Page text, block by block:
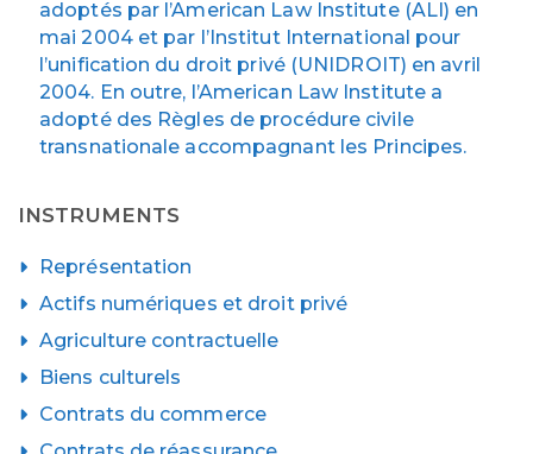
adoptés par l’American Law Institute (ALI) en
mai 2004 et par l’Institut International pour
l’unification du droit privé (UNIDROIT) en avril
2004. En outre, l’American Law Institute a
adopté des Règles de procédure civile
transnationale accompagnant les Principes.
INSTRUMENTS
Représentation
Actifs numériques et droit privé
Agriculture contractuelle
Biens culturels
Contrats du commerce